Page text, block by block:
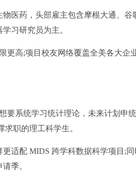
医药，头部雇主包含摩根大通、谷
习研究员为主。
高;项目校友网络覆盖全美各大企
系统学习统计理论，未来计划申
职的理工科学生。
配 MIDS 跨学科数据科学项目;同
季。